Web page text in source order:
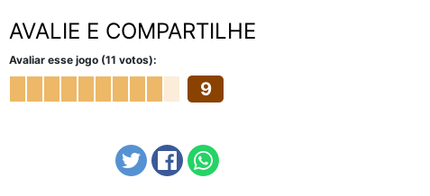
AVALIE E COMPARTILHE
Avaliar esse jogo (11 votos):
9